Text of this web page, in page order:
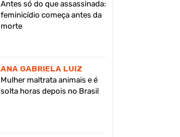
Antes só do que assassinada:
feminicídio começa antes da
morte
ANA GABRIELA LUIZ
Mulher maltrata animais e é
solta horas depois no Brasil